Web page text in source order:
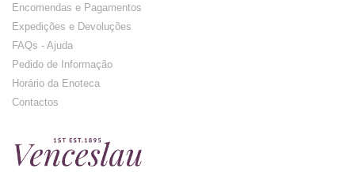
Encomendas e Pagamentos
Expedições e Devoluções
FAQs - Ajuda
Pedido de Informação
Horário da Enoteca
Contactos